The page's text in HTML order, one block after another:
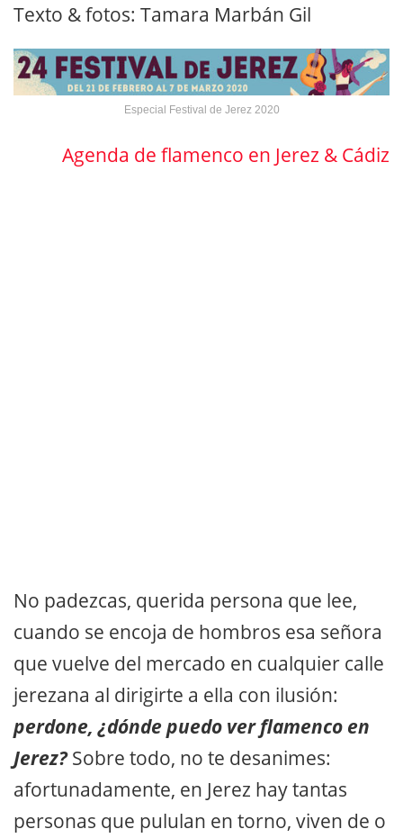
Texto & fotos: Tamara Marbán Gil
Especial Festival de Jerez 2020
Agenda de flamenco en Jerez & Cádiz
No padezcas, querida persona que lee,
cuando se encoja de hombros esa señora
que vuelve del mercado en cualquier calle
jerezana al dirigirte a ella con ilusión:
perdone, ¿dónde puedo ver flamenco en
Jerez?Sobre todo, no te desanimes:
afortunadamente, en Jerez hay tantas
personas que pululan en torno, viven de o